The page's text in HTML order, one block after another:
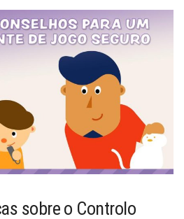
sobre o Controlo